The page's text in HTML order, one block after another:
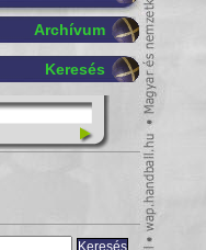
Archívum
Keresés